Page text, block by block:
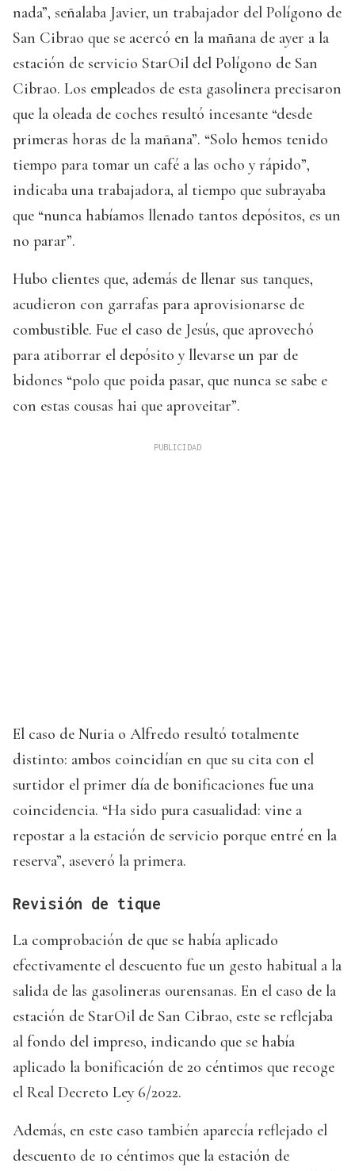
nada”, señalaba Javier, un trabajador del Polígono de
San Cibrao que se acercó en la mañana de ayer a la
estación de servicio StarOil del Polígono de San
Cibrao. Los empleados de esta gasolinera precisaron
que la oleada de coches resultó incesante “desde
primeras horas de la mañana”. “Solo hemos tenido
tiempo para tomar un café a las ocho y rápido”,
indicaba una trabajadora, al tiempo que subrayaba
que “nunca habíamos llenado tantos depósitos, es un
no parar”.
Hubo clientes que, además de llenar sus tanques,
acudieron con garrafas para aprovisionarse de
combustible. Fue el caso de Jesús, que aprovechó
para atiborrar el depósito y llevarse un par de
bidones “polo que poida pasar, que nunca se sabe e
con estas cousas hai que aproveitar”.
El caso de Nuria o Alfredo resultó totalmente
distinto: ambos coincidían en que su cita con el
surtidor el primer día de bonificaciones fue una
coincidencia. “Ha sido pura casualidad: vine a
repostar a la estación de servicio porque entré en la
reserva”, aseveró la primera.
Revisión de tique
La comprobación de que se había aplicado
efectivamente el descuento fue un gesto habitual a la
salida de las gasolineras ourensanas. En el caso de la
estación de StarOil de San Cibrao, este se reflejaba
al fondo del impreso, indicando que se había
aplicado la bonificación de 20 céntimos que recoge
el Real Decreto Ley 6/2022.
Además, en este caso también aparecía reflejado el
descuento de 10 céntimos que la estación de